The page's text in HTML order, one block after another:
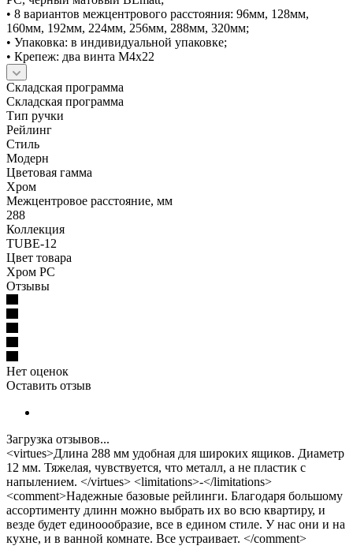
• 8 вариантов межцентрового расстояния: 96мм, 128мм,
160мм, 192мм, 224мм, 256мм, 288мм, 320мм;
• Упаковка: в индивидуальной упаковке;
• Крепеж: два винта М4х22
Складская программа
Складская программа
Тип ручки
Рейлинг
Стиль
Модерн
Цветовая гамма
Хром
Межцентровое расстояние, мм
288
Коллекция
TUBE-12
Цвет товара
Хром PC
Отзывы
Нет оценок
Оставить отзыв
Загрузка отзывов...
<virtues>Длина 288 мм удобная для широких ящиков. Диаметр
12 мм. Тяжелая, чувствуется, что металл, а не пластик с
напылением. </virtues> <limitations>-</limitations>
<comment>Надежные базовые рейлинги. Благодаря большому
ассортименту длинн можно выбрать их во всю квартиру, и
везде будет единоообразие, все в едином стиле. У нас они и на
кухне, и в ванной комнате. Все устраивает. </comment>